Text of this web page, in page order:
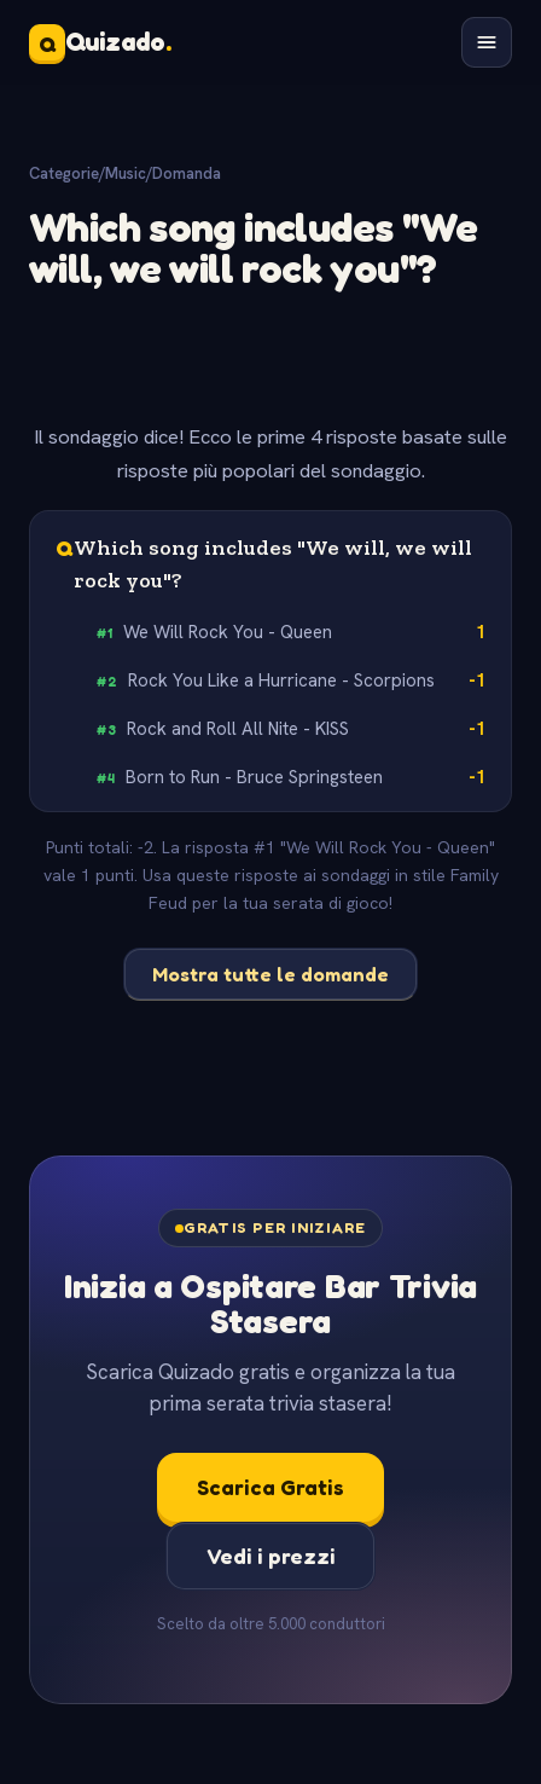
Q Quizado.
Categorie/Music/Domanda
Which song includes "We
will, we will rock you"?
Il sondaggio dice! Ecco le prime 4 risposte basate sulle
risposte più popolari del sondaggio.
QWhich song includes "We will, we will
rock you"?
#1 We Will Rock You - Queen 1
#2 Rock You Like a Hurricane - Scorpions -1
#3 Rock and Roll All Nite - KISS -1
#4 Born to Run - Bruce Springsteen -1
Punti totali: -2. La risposta #1 "We Will Rock You - Queen"
vale 1 punti. Usa queste risposte ai sondaggi in stile Family
Feud per la tua serata di gioco!
Mostra tutte le domande
GRATIS PER INIZIARE
Inizia a Ospitare Bar Trivia
Stasera
Scarica Quizado gratis e organizza la tua
prima serata trivia stasera!
Scarica Gratis
Vedi i prezzi
Scelto da oltre 5.000 conduttori